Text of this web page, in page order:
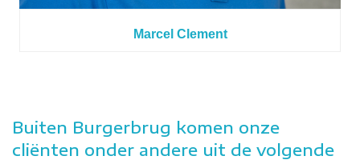
Marcel Clement
Buiten Burgerbrug komen onze
cliënten onder andere uit de volgende